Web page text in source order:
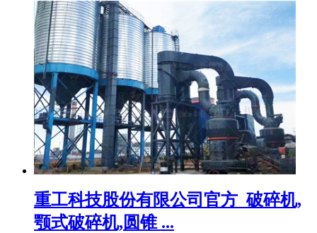
重工科技股份有限公司官方_破碎机,
颚式破碎机,圆锥 ...